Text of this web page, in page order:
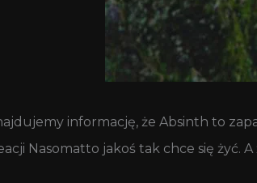
informację, że Absinth to
Nasomatto jakoś tak chce się żyć.